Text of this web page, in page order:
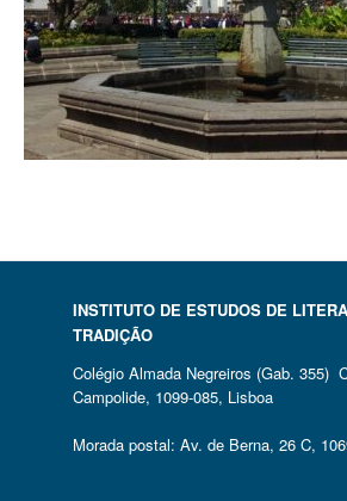
INSTITUTO DE ESTUDOS DE
TRADIÇÃO
Colégio Almada Negreiros (Gab. 355)
Campolide, 1099-085, Lisboa
Morada postal: Av. de Berna, 26 C,